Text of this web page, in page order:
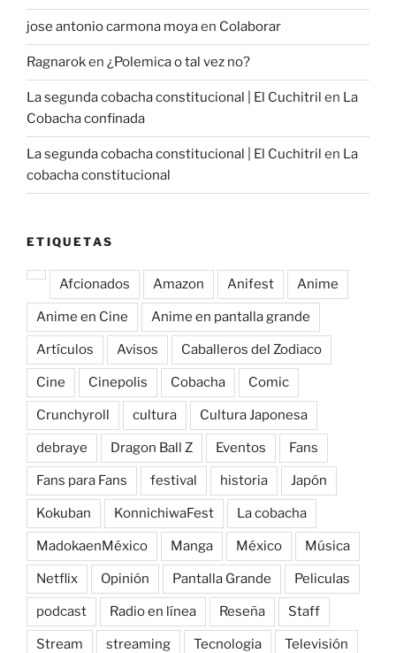
jose antonio carmona moyaen Colaborar
Ragnaroken ¿Polemica o tal vez no?
La segunda cobacha constitucional | El Cuchitril en La
Cobacha confinada
La segunda cobacha constitucional | El Cuchitril en La
cobacha constitucional
ETIQUETAS
Afcionados Amazon Anifest Anime
Anime en Cine Anime en pantalla grande
Artículos Avisos Caballeros del Zodiaco
Cine Cinepolis Cobacha Comic
Crunchyroll cultura Cultura Japonesa
debraye Dragon Ball Z Eventos Fans
Fans para Fans festival historia Japón
Kokuban KonnichiwaFest La cobacha
MadokaenMéxico Manga México Música
Netflix Opinión Pantalla Grande Peliculas
podcast Radio en línea Reseña Staff
Stream streaming Tecnologia Televisión